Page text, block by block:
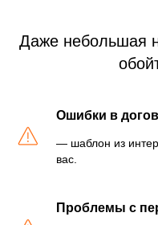
Даже небольшая
Ошибки в
— шаблон из
вас.
Проблемы с